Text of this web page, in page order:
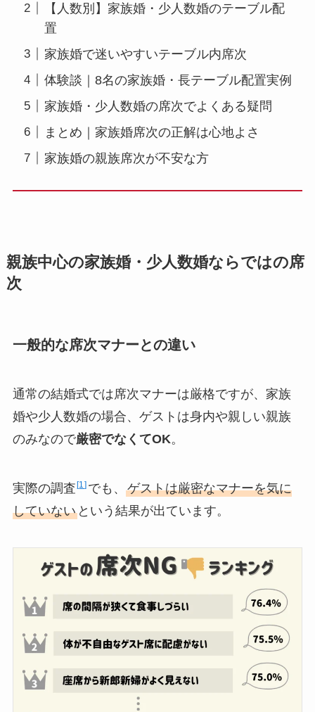
【人数別】家族婚・少人数婚のテーブル配
置
家族婚で迷いやすいテーブル内席次
体験談｜8名の家族婚・長テーブル配置実例
家族婚・少人数婚の席次でよくある疑問
まとめ｜家族婚席次の正解は心地よさ
家族婚の親族席次が不安な方
親族中心の家族婚・少人数婚ならではの席
次
一般的な席次マナーとの違い
通常の結婚式では席次マナーは厳格ですが、家族
婚や少人数婚の場合、ゲストは身内や親しい親族
のみなので厳密でなくてOK。
実際の調査 1 でも、ゲストは厳密なマナーを気に
していないという結果が出ています。